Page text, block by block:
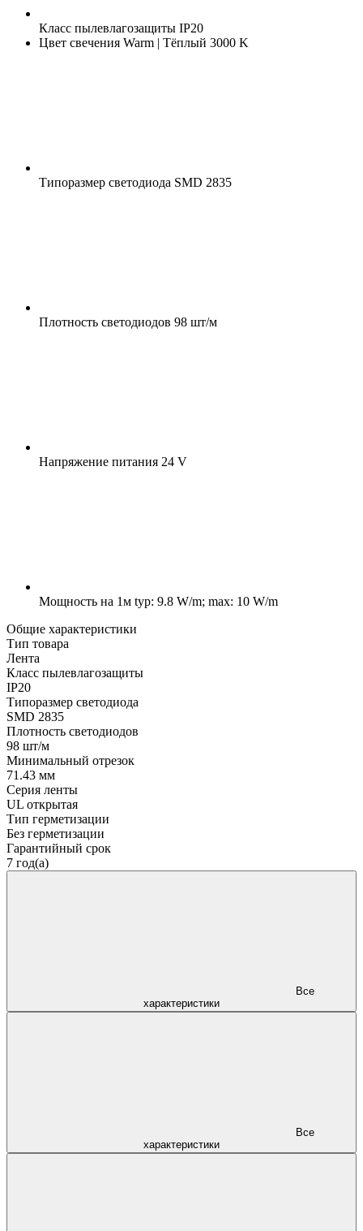
Класс пылевлагозащиты IP20
Цвет свечения Warm | Тёплый 3000 K
Типоразмер светодиода SMD 2835
Плотность светодиодов 98 шт/м
Напряжение питания 24 V
Мощность на 1м typ: 9.8 W/m; max: 10 W/m
Общие характеристики
Тип товара
Лента
Класс пылевлагозащиты
IP20
Типоразмер светодиода
SMD 2835
Плотность светодиодов
98 шт/м
Минимальный отрезок
71.43 мм
Серия ленты
UL открытая
Тип герметизации
Без герметизации
Гарантийный срок
7 год(а)
характеристики
характеристики